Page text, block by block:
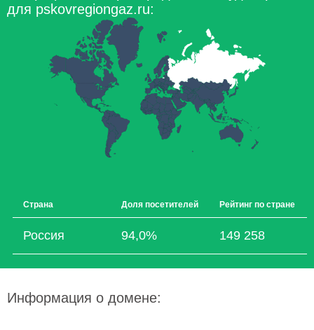
для pskovregiongaz.ru:
Страна Доля посетителей Рейтинг по стране
Россия 94,0% 149 258
Информация о домене: